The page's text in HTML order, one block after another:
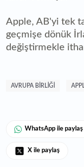
Apple, AB'yi tek
geçmişe dönük
değiştirmekle
AVRUPA BIRLIĞI
WhatsApp ile paylaş
X ile paylaş